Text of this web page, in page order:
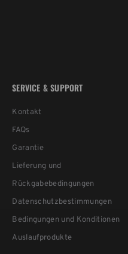
SERVICE & SUPPORT
Kontakt
FAQs
Garantie
Lieferung und
Rückgabebedingungen
Datenschutzbestimmungen
Bedingungen und Konditionen
Auslaufprodukte